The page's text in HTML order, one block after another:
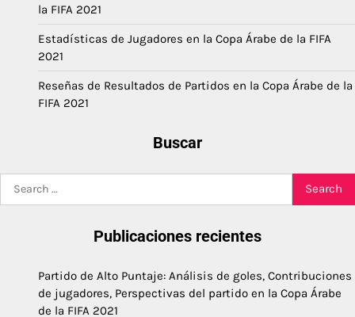
la FIFA 2021
Estadísticas de Jugadores en la Copa Árabe de la FIFA
2021
Reseñas de Resultados de Partidos en la Copa Árabe de la
FIFA 2021
Buscar
Publicaciones recientes
Partido de Alto Puntaje: Análisis de goles, Contribuciones
de jugadores, Perspectivas del partido en la Copa Árabe
de la FIFA 2021